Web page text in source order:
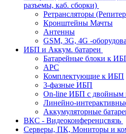
разъемы, каб. сборки)
Ретрансляторы
Кронштейны Мачты
Антенны
GSM, 3G, 4G -
ИБП и Аккум. батареи
Батарейные блоки к
APC
Комплектующие к ИБП
3-фазные ИБП
On-line ИБП с двойным
Линейно-
Аккумуляторные
ВКС - Видеоконференцсвязь
Серверы, ПК, Мониторы и